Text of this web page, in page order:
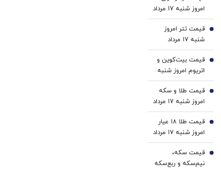
کننده
خانگی
امروز شنبه ۱۷ مرداد
1405/ افزایش
قیمت دینار
قیمت تتر امروز
شنبه ۱۷ مرداد
1405 / کاهش
قیمت تتر
2
قیمت بیت‌کوین و
اتریوم امروز شنبه
۱۷ مرداد ۱۴۰۵/
کاهش قیمت
بیت‌کوین
3
قیمت طلا و سکه
امروز شنبه ۱۷ مرداد
۱۴۰۵/افزایش
قیمت طلا و سکه
4
قیمت طلا ۱۸ عیار
امروز شنبه ۱۷ مرداد
۱۴۰۵/افزایش
قیمت طلا
5
قیمت سکه،
نیم‌سکه و ربع‌سکه
6